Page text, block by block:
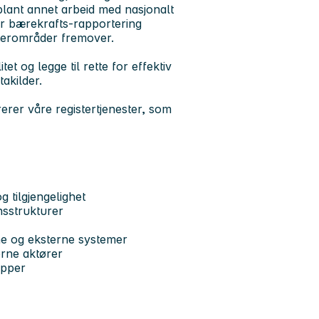
annet arbeid med nasjonalt
bærekrafts-rapportering
fremover.
og legge til rette for effektiv
våre registertjenester, som
tilgjengelighet
og eksterne systemer
aktører